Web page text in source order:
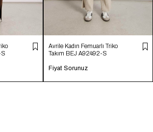
S
Avrile Kadın Femuarlı Triko
Takım BEJ A92492-S
Fiyat Sorunuz